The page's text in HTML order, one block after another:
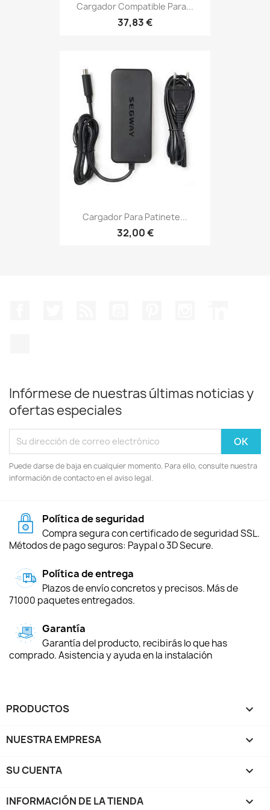
Cargador Compatible Para...
37,83 €
Cargador Para Patinete...
32,00 €
Infórmese de nuestras últimas noticias y
ofertas especiales
Puede darse de baja en cualquier momento. Para ello, consulte nuestra
información de contacto en el aviso legal.
Política de seguridad
Compra segura con certificado de seguridad SSL.
Métodos de pago seguros: Paypal o 3D Secure.
Política de entrega
Plazos de envío concretos y precisos. Más de
71000 paquetes entregados.
Garantía
Garantía del producto, recibirás lo que has
comprado. Asistencia y ayuda en la instalación
PRODUCTOS 
NUESTRA EMPRESA 
SU CUENTA 
INFORMACIÓN DE LA TIENDA keyboard_arrow_down